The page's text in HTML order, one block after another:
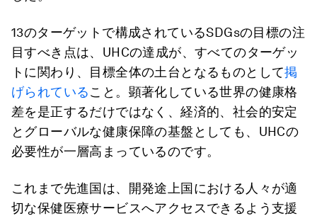
13のターゲットで構成されているSDGsの目標の注
目すべき点は、UHCの達成が、すべてのターゲッ
トに関わり、目標全体の土台となるものとして掲
げられていること。顕著化している世界の健康格
差を是正するだけではなく、経済的、社会的安定
とグローバルな健康保障の基盤としても、UHCの
必要性が一層高まっているのです。
これまで先進国は、開発途上国における人々が適
切な保健医療サービスへアクセスできるよう支援